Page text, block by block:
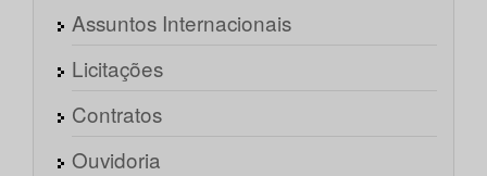
Assuntos Internacionais
Licitações
Contratos
Ouvidoria